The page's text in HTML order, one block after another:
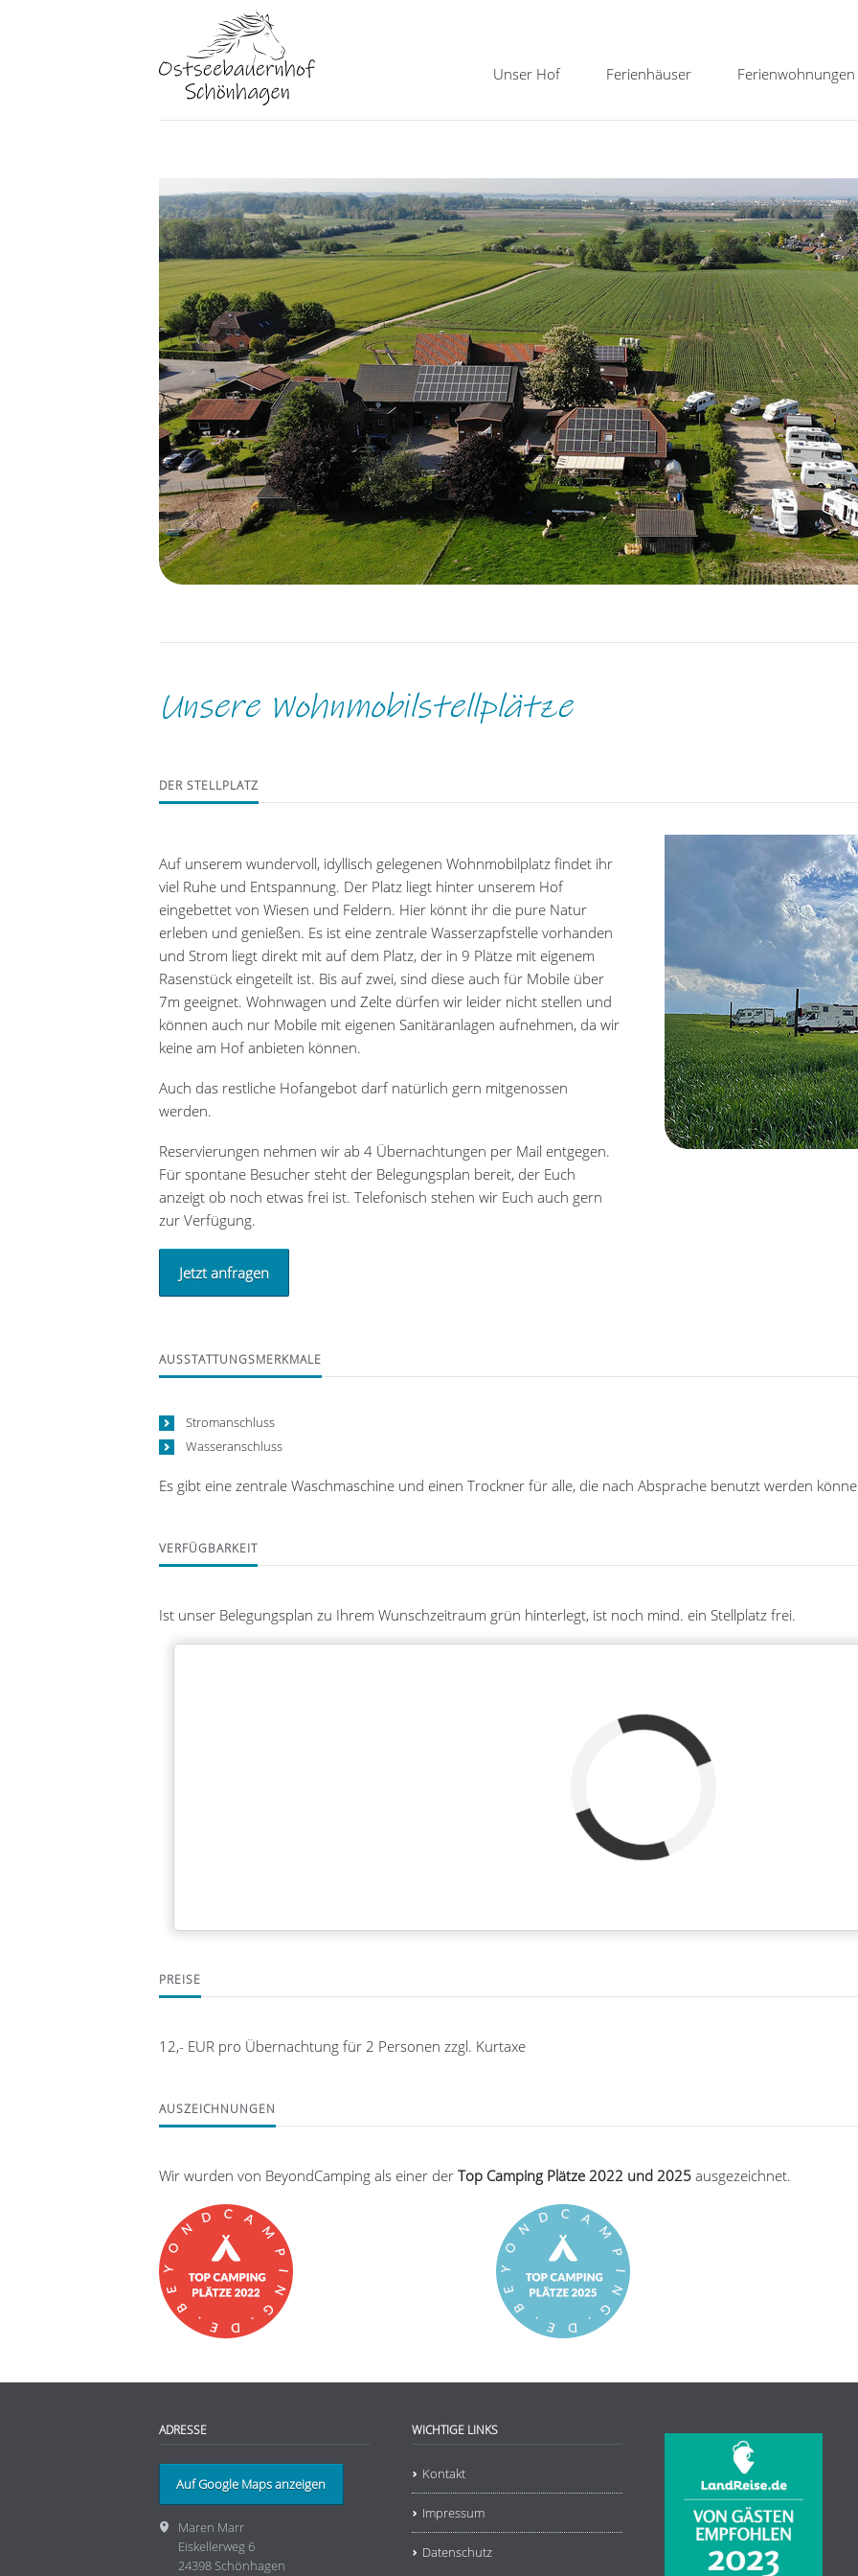
NavigationUnser Hof Ferienhäuser Ferienwohnungen
Unsere Wohnmobilstellplätze
DER STELLPLATZ
Auf unserem wundervoll, idyllisch gelegenen Wohnmobilplatz findet ihr
viel Ruhe und Entspannung. Der Platz liegt hinter unserem Hof
eingebettet von Wiesen und Feldern. Hier könnt ihr die pure Natur
erleben und genießen. Es ist eine zentrale Wasserzapfstelle vorhanden
und Strom liegt direkt mit auf dem Platz, der in 9 Plätze mit eigenem
Rasenstück eingeteilt ist. Bis auf zwei, sind diese auch für Mobile über
7m geeignet. Wohnwagen und Zelte dürfen wir leider nicht stellen und
können auch nur Mobile mit eigenen Sanitäranlagen aufnehmen, da wir
keine am Hof anbieten können.
Auch das restliche Hofangebot darf natürlich gern mitgenossen
werden.
Reservierungen nehmen wir ab 4 Übernachtungen per Mail entgegen.
Für spontane Besucher steht der Belegungsplan bereit, der Euch
anzeigt ob noch etwas frei ist. Telefonisch stehen wir Euch auch gern
zur Verfügung.
Jetzt anfragen
AUSSTATTUNGSMERKMALE
Stromanschluss
Wasseranschluss
Es gibt eine zentrale Waschmaschine und einen Trockner für alle, die nach Absprache benutzt werden
VERFÜGBARKEIT
Ist unser Belegungsplan zu Ihrem Wunschzeitraum grün hinterlegt, ist noch mind. ein Stellplatz frei.
PREISE
12,- EUR pro Übernachtung für 2 Personen zzgl. Kurtaxe
AUSZEICHNUNGEN
Wir wurden von BeyondCamping als einer der Top Camping Plätze 2022 und 2025 ausgezeichnet.
ADRESSE
Auf Google Maps anzeigen
Maren Marr
Eiskellerweg 6
24398 Schönhagen
WICHTIGE LINKS
Kontakt
Impressum
Datenschutz